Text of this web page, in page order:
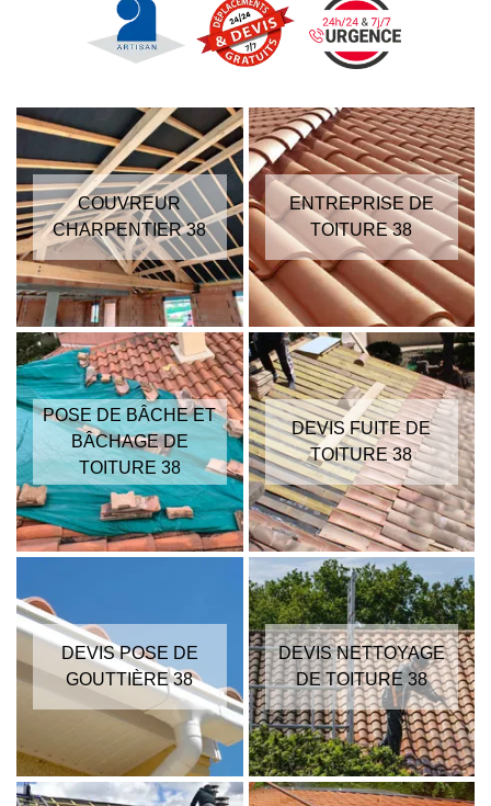
COUVREUR
CHARPENTIER 38
ENTREPRISE DE
TOITURE 38
POSE DE BÂCHE ET
BÂCHAGE DE
TOITURE 38
DEVIS FUITE DE
TOITURE 38
DEVIS POSE DE
GOUTTIÈRE 38
DEVIS NETTOYAGE
DE TOITURE 38